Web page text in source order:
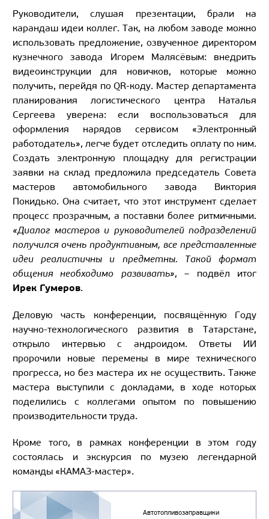
Руководители, слушая презентации, брали на
карандаш идеи коллег. Так, на любом заводе можно
использовать предложение, озвученное директором
кузнечного завода Игорем Малясёвым: внедрить
видеоинструкции для новичков, которые можно
получить, перейдя по QR-коду. Мастер департамента
планирования логистического центра Наталья
Сергеева уверена: если воспользоваться для
оформления нарядов сервисом «Электронный
работодатель», легче будет отследить оплату по ним.
Создать электронную площадку для регистрации
заявки на склад предложила председатель Совета
мастеров автомобильного завода Виктория
Покидько. Она считает, что этот инструмент сделает
процесс прозрачным, а поставки более ритмичными.
«Диалог мастеров и руководителей подразделений
получился очень продуктивным, все представленные
идеи реалистичны и предметны. Такой формат
общения необходимо развивать», – подвёл итог
Ирек Гумеров.
Деловую часть конференции, посвящённую Году
научно-технологического развития в Татарстане,
открыло интервью с андроидом. Ответы ИИ
пророчили новые перемены в мире технического
прогресса, но без мастера их не осуществить. Также
мастера выступили с докладами, в ходе которых
поделились с коллегами опытом по повышению
производительности труда.
Кроме того, в рамках конференции в этом году
состоялась и экскурсия по музею легендарной
команды «КАМАЗ-мастер».